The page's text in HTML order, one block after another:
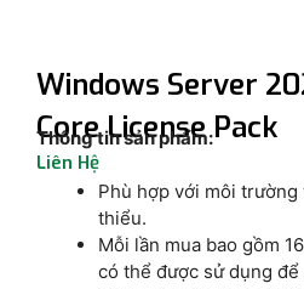
Windows Server
Core License Pack
Liên Hệ
Thông tin sản phẩm:
Phù hợp với môi trường
thiểu.
Mỗi lần mua bao gồm
có thể được sử dụng